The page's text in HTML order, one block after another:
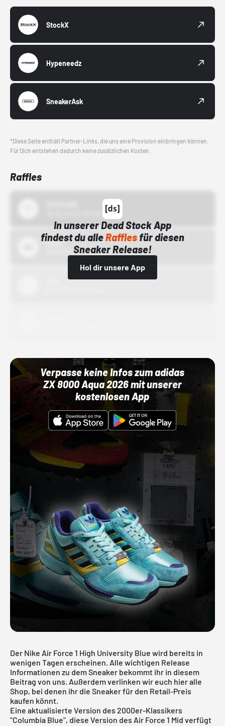
StockX
Hypeneedz
SneakerAsk
*Diese Seite enthält Partner-Links, die uns eine Provision einbringen können.
Für Dich entstehen dadurch keine zusätzlichen Kosten.
Raffles
In unserer Dead Stock App
findest du alleRafflesfür diesen
Sneaker Release!
Hol dir unsere App
Bstn
01.10.22 00:00 Uhr
Verpasse keine Infos zum adidas
ZX 8000 Aqua 2026 mit unserer
kostenlosen App
Der Nike Air Force 1 High University Blue wird bereits in
wenigen Tagen erscheinen. Alle wichtigen Release
Informationen zu dem Sneaker bekommt ihr in diesem
Beitrag von uns. Außerdem verlinken wir euch hier alle
Shop, bei denen ihr die Sneaker für den Retail-Preis
kaufen könnt.
Eine aktualisierte Version des 2000er-Klassikers
"Columbia Blue", diese Version des Air Force 1 Mid verfügt